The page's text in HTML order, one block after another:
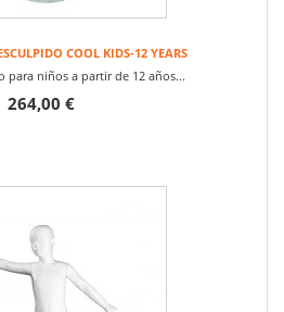
COOL KIDS-12 YEARS
para niños a partir de 12 años...
264,00 €